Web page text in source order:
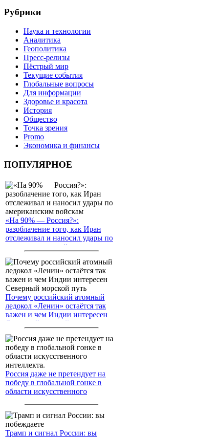
Рубрики
Наука и технологии
Аналитика
Геополитика
Пресс-релизы
Пёстрый мир
Текущие события
Глобальные вопросы
Для информации
Здоровье и красота
История
Общество
Точка зрения
Promo
Экономика и финансы
ПОПУЛЯРНОЕ
«На 90% — Россия?»:
разоблачение того, как Иран
отслеживал и наносил удары по
американским войскам
Почему российский атомный
ледокол «Ленин» остаётся так
важен и чем Индии интересен
Северный морской путь
Россия даже не претендует на
победу в глобальной гонке в
области искусственного
Трамп и сигнал России: вы